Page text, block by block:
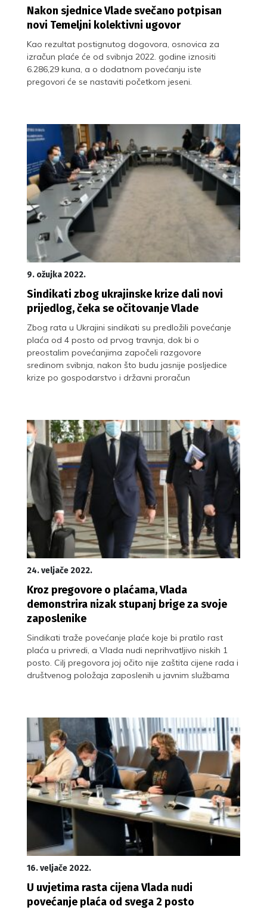
Nakon sjednice Vlade svečano potpisan
novi Temeljni kolektivni ugovor
Kao rezultat postignutog dogovora, osnovica za
izračun plaće će od svibnja 2022. godine iznositi
6.286,29 kuna, a o dodatnom povećanju iste
pregovori će se nastaviti početkom jeseni.
9. ožujka 2022.
Sindikati zbog ukrajinske krize dali novi
prijedlog, čeka se očitovanje Vlade
Zbog rata u Ukrajini sindikati su predložili povećanje
plaća od 4 posto od prvog travnja, dok bi o
preostalim povećanjima započeli razgovore
sredinom svibnja, nakon što budu jasnije posljedice
krize po gospodarstvo i državni proračun
24. veljače 2022.
Kroz pregovore o plaćama, Vlada
demonstrira nizak stupanj brige za svoje
zaposlenike
Sindikati traže povećanje plaće koje bi pratilo rast
plaća u privredi, a Vlada nudi neprihvatljivo niskih 1
posto. Cilj pregovora joj očito nije zaštita cijene rada i
društvenog položaja zaposlenih u javnim službama
16. veljače 2022.
U uvjetima rasta cijena Vlada nudi
povećanje plaća od svega 2 posto